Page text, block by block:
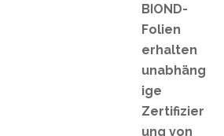
BIOND-
Folien
erhalten
unabhäng
ige
Zertifizier
ung von